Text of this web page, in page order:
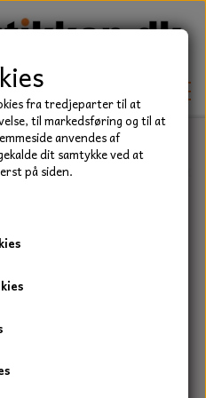
PLÆNEKLIPPER OG
Gevindstang, M10x1000
fra tredjeparter til at
til markedsføring og til at
anvendes af
dit samtykke ved at
på siden.